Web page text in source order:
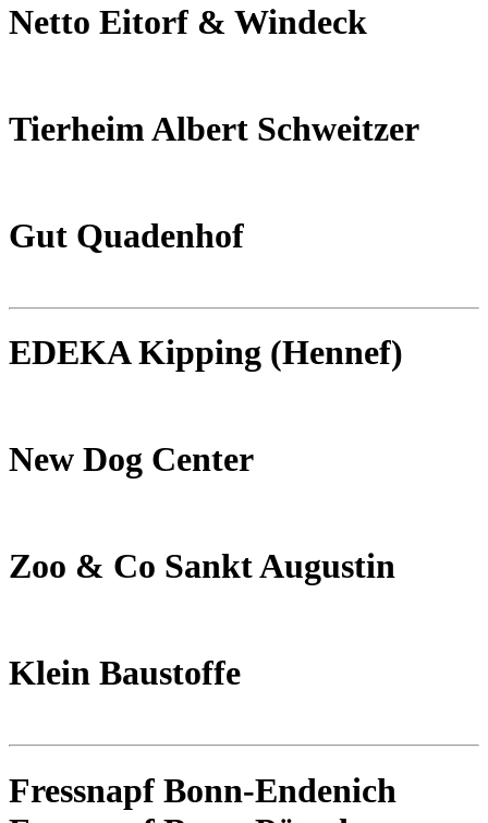
Netto Eitorf & Windeck
Tierheim Albert Schweitzer
Gut Quadenhof
EDEKA Kipping (Hennef)
New Dog Center
Zoo & Co Sankt Augustin
Klein Baustoffe
Fressnapf Bonn-Endenich